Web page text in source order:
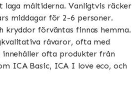
laga måltiderna. Vanligtvis räcker
middagar för 2-6 personer.
kryddor förväntas finnas hemma​​.
råvaror, ofta med
innehåller ofta produkter från
ICA Basic, ICA I love eco, och